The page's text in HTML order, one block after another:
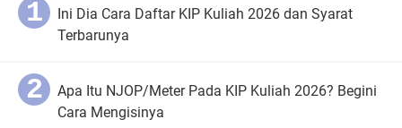
Ini Dia Cara Daftar KIP Kuliah 2026 dan Syarat
Terbarunya
Apa Itu NJOP/Meter Pada KIP Kuliah 2026? Begini
Cara Mengisinya